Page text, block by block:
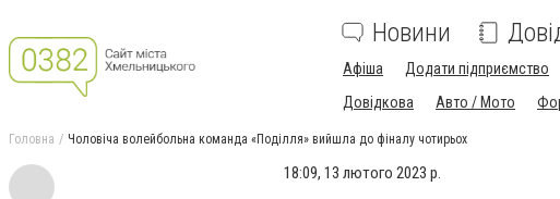
Новини
Афіша Додати підприємство
Довідкова
Авто / Мото
Головна Чоловіча волейбольна команда «Поділля» вийшла до фіналу чотирьох
18:09, 13 лютого 2023 р.